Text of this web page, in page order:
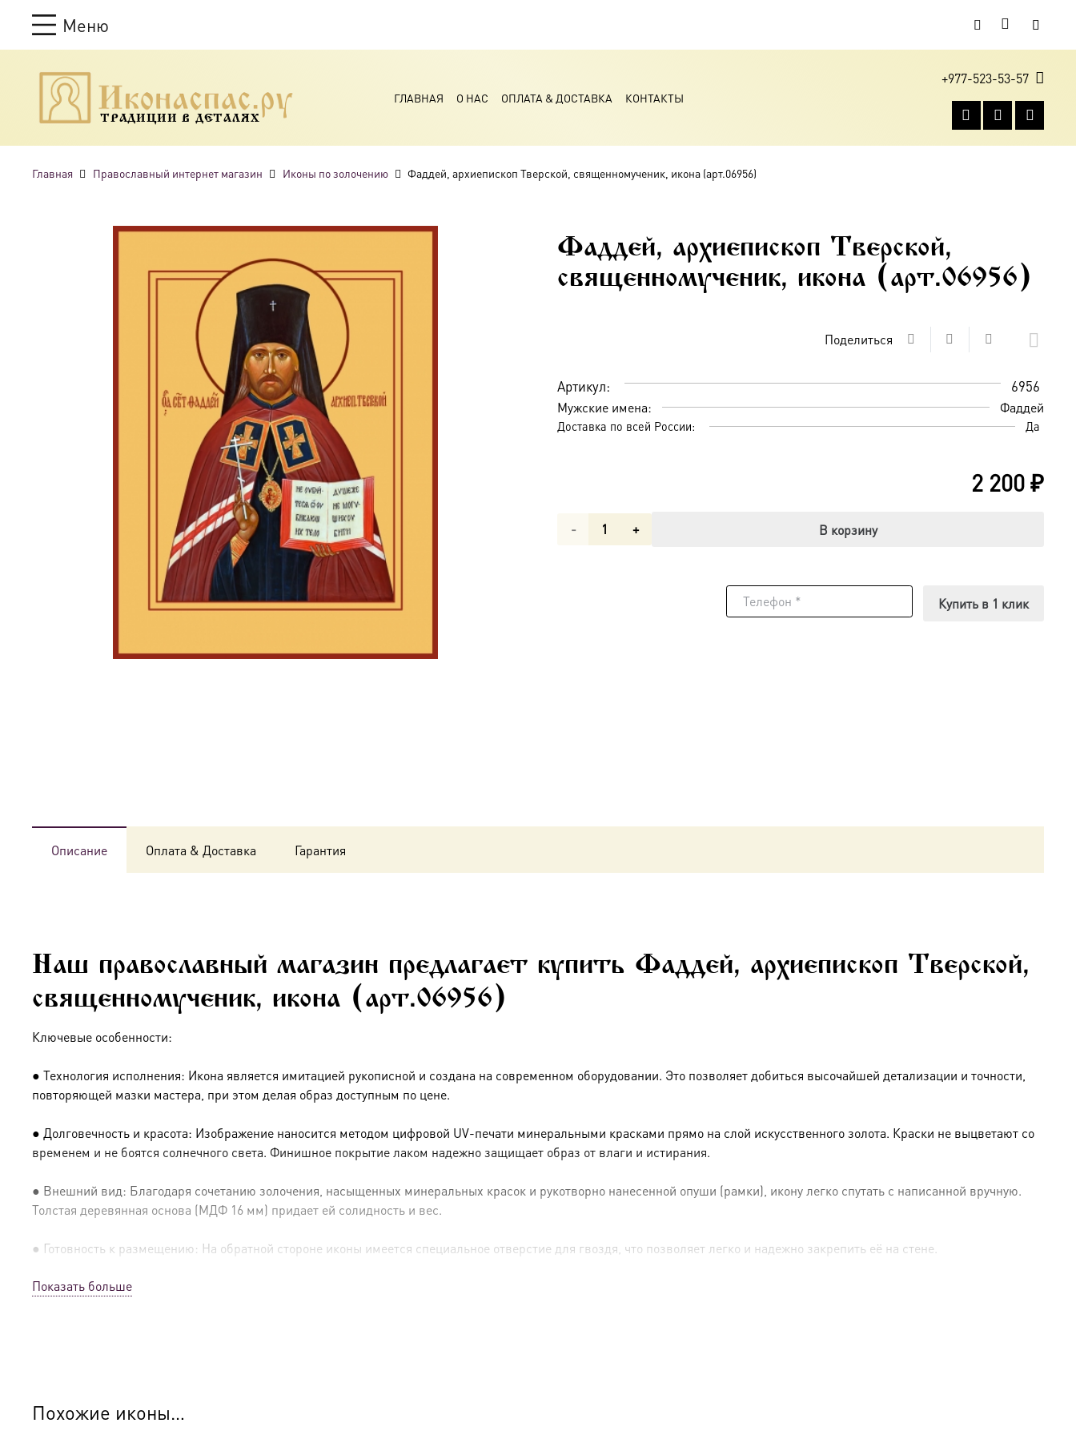
Меню
ТРАДИЦИИ В ДЕТАЛЯХ
ГЛАВНАЯ О НАС ОПЛАТА & ДОСТАВКА КОНТАКТЫ
+977-523-53-57
Главная Православный интернет магазин Иконы по золочению Фаддей, архиепископ Тверской, священномученик, икона (арт.06956)
Фаддей, архиепископ Тверской,
священномученик, икона (арт.06956)
Поделиться
Артикул: 6956
Мужские имена: Фаддей
Доставка по всей России: Да
2 200₽
Количество
В корзину
Купить в 1 клик
Описание Оплата & Доставка Гарантия
Наш православный магазин предлагает купить Фаддей, архиепископ Тверской,
священномученик, икона (арт.06956)
Ключевые особенности:
● Технология исполнения: Икона является имитацией рукописной и создана на современном оборудовании. Это позволяет добиться высочайшей детализации и точности,
повторяющей мазки мастера, при этом делая образ доступным по цене.
● Долговечность и красота: Изображение наносится методом цифровой UV-печати минеральными красками прямо на слой искусственного золота. Краски не выцветают со
временем и не боятся солнечного света. Финишное покрытие лаком надежно защищает образ от влаги и истирания.
● Внешний вид: Благодаря сочетанию золочения, насыщенных минеральных красок и рукотворно нанесенной опуши (рамки), икону легко спутать с написанной вручную.
Толстая деревянная основа (МДФ 16 мм) придает ей солидность и вес.
● Готовность к размещению: На обратной стороне иконы имеется специальное отверстие для гвоздя, что позволяет легко и надежно закрепить её на стене.
● Освящение: Производство освящено
Показать больше
Похожие иконы…